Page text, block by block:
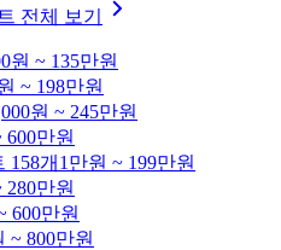
전체 보기
원 ~ 135만원
~ 198만원
원 ~ 245만원
600만원
158개 1만원 ~ 199만원
280만원
600만원
~ 800만원